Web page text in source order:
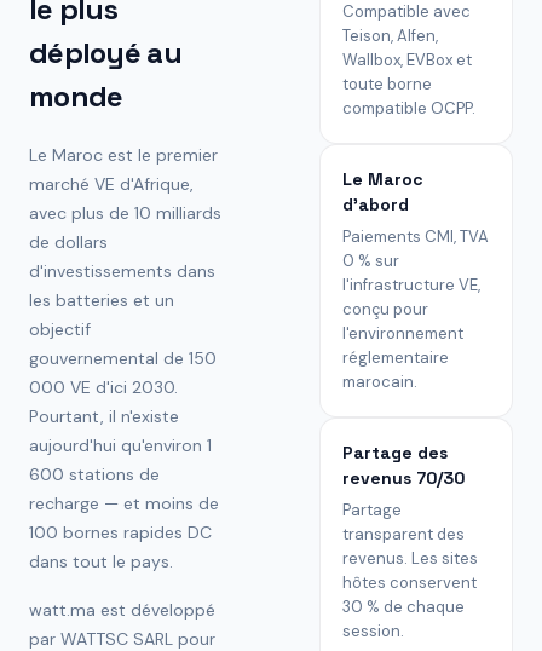
le plus
déployé au
monde
Le Maroc est le premier
marché VE d'Afrique,
avec plus de 10 milliards
de dollars
d'investissements dans
les batteries et un
objectif
gouvernemental de 150
000 VE d'ici 2030.
Pourtant, il n'existe
aujourd'hui qu'environ 1
600 stations de
recharge — et moins de
100 bornes rapides DC
dans tout le pays.
watt.ma est développé
par WATTSC SARL pour
Compatible avec
Teison, Alfen,
Wallbox, EVBox et
toute borne
compatible OCPP.
Le Maroc
d'abord
Paiements CMI, TVA
0 % sur
l'infrastructure VE,
conçu pour
l'environnement
réglementaire
marocain.
Partage des
revenus 70/30
Partage
transparent des
revenus. Les sites
hôtes conservent
30 % de chaque
session.